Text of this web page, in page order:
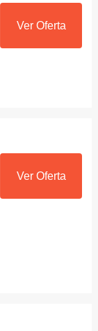
Ver Oferta
Ver Oferta